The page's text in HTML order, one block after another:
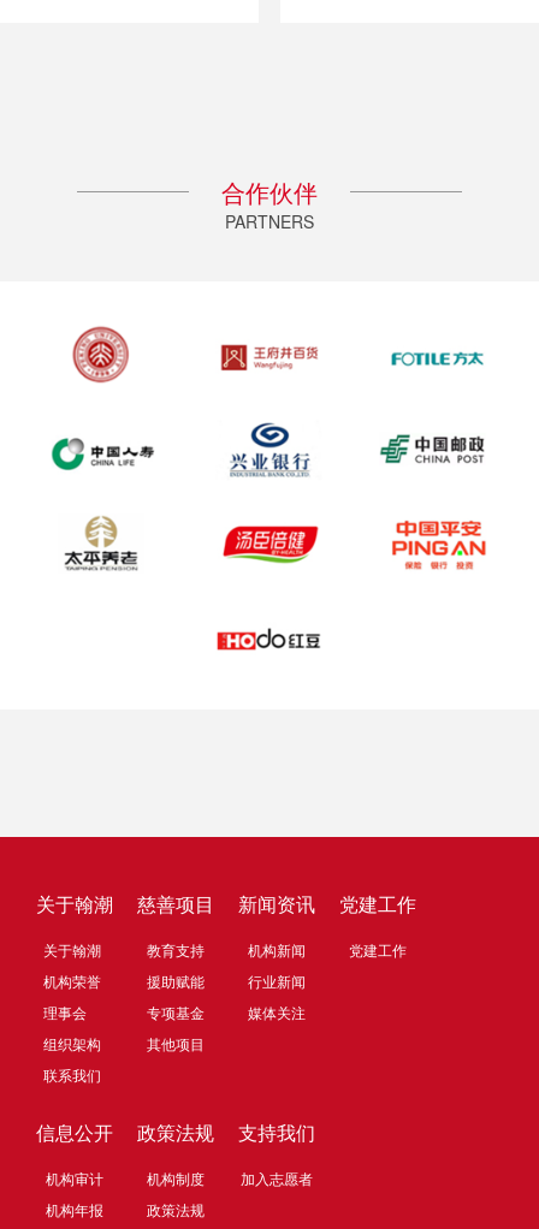
合作伙伴
PARTNERS
关于翰潮
关于翰潮
机构荣誉
理事会
组织架构
联系我们
慈善项目
教育支持
援助赋能
专项基金
其他项目
新闻资讯
机构新闻
行业新闻
媒体关注
党建工作
党建工作
信息公开
机构审计
机构年报
政策法规
机构制度
政策法规
支持我们
加入志愿者